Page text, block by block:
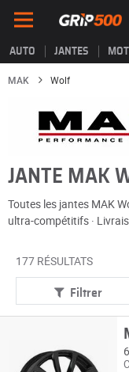
AUTO JANTES
MAK Wolf
JANTE MAK
Toutes les jantes MAK
ultra-compétitifs ·
177 RÉSULTATS
Filtrer